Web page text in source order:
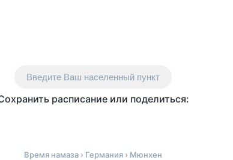
Введите Ваш населенный пункт
расписание или поделиться:
Время намаза › Германия › Мюнхен